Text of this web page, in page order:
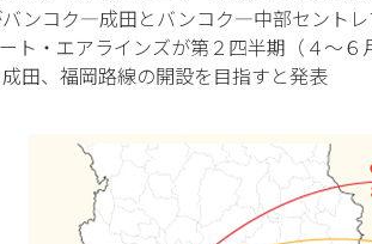
バンコク―成田とバンコク―中部セント
ト・エアラインズが第２四半期（４～
田、福岡路線の開設を目指すと発表